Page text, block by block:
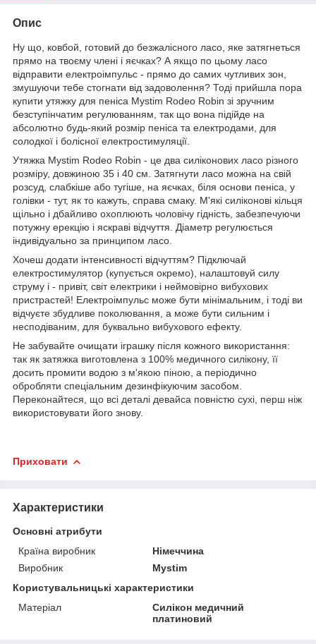
Опис
Ну що, ковбой, готовий до безжалісного ласо, яке затягнеться
прямо на твоєму члені і яєчках? А якщо по цьому ласо
відправити електроімпульс - прямо до самих чутливих зон,
змушуючи тебе стогнати від задоволення? Тоді прийшла пора
купити утяжку для пеніса Mystim Rodeo Robin зі зручним
безступінчатим регулюванням, так що вона підійде на
абсолютно будь-який розмір пеніса та електродами, для
солодкої і болісної електростимуляції.
Утяжка Mystim Rodeo Robin - це два силіконових ласо різного
розміру, довжиною 35 і 40 см. Затягнути ласо можна на свій
розсуд, слабкіше або тугіше, на яєчках, біля основи пеніса, у
голівки - тут, як то кажуть, справа смаку. М'які силіконові кільця
щільно і дбайливо охоплюють чоловічу гідність, забезпечуючи
потужну ерекцію і яскраві відчуття. Діаметр регулюється
індивідуально за принципом ласо.
Хочеш додати інтенсивності відчуттям? Підключай
електростимулятор (купується окремо), налаштовуй силу
струму і - привіт, світ електрики і неймовірно вибухових
пристрастей! Електроімпульс може бути мінімальним, і тоді ви
відчуєте збудливе поколювання, а може бути сильним і
несподіваним, для буквально вибухового ефекту.
Не забувайте очищати іграшку після кожного використання:
так як затяжка виготовлена ​​з 100% медичного силікону, її
досить промити водою з м'якою піною, а періодично
обробляти спеціальним дезинфікуючим засобом.
Переконайтеся, що всі деталі девайса повністю сухі, перш ніж
використовувати його знову.
Приховати
Характеристики
Основні атрибути
Країна виробник
Німеччина
Виробник
Mystim
Користувальницькі характеристики
Матеріал
Силікон медичний
платиновий